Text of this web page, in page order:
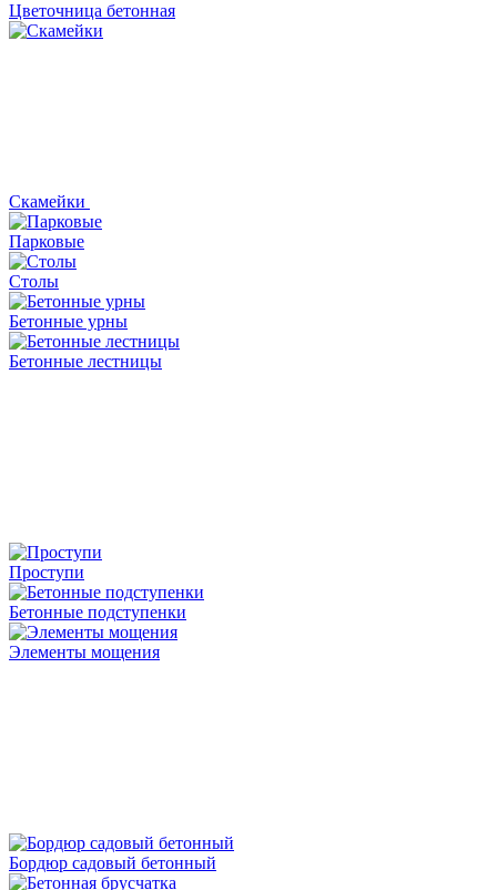
Цветочница бетонная
Скамейки
Парковые
Столы
Бетонные урны
Бетонные лестницы
Проступи
Бетонные подступенки
Элементы мощения
Бордюр садовый бетонный